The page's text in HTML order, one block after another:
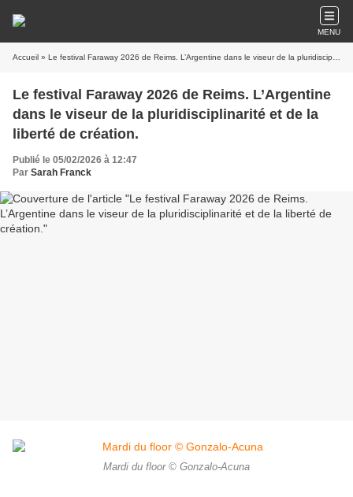
MENU
Accueil » Le festival Faraway 2026 de Reims. L’Argentine dans le viseur de la pluridisciplinarité et de la liberté de création.
Le festival Faraway 2026 de Reims. L’Argentine
dans le viseur de la pluridisciplinarité et de la
liberté de création.
Publié le 05/02/2026 à 12:47
Par Sarah Franck
Mardi du floor © Gonzalo-Acuna